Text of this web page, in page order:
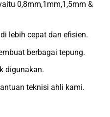
0,8mm,1mm,1,5mm &
lebih cepat dan efisien.
berbagai tepung.
digunakan.
teknisi ahli kami.